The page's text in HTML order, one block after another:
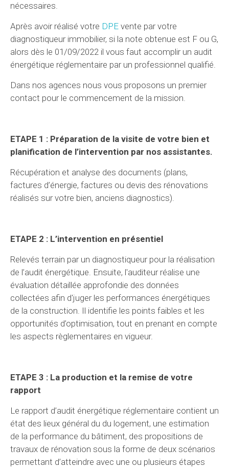
nécessaires.
Après avoir réalisé votre DPE vente par votre
diagnostiqueur immobilier, si la note obtenue est F ou G,
alors dès le 01/09/2022 il vous faut accomplir un audit
énergétique réglementaire par un professionnel qualifié.
Dans nos agences nous vous proposons un premier
contact pour le commencement de la mission.
ETAPE 1 : Préparation de la visite de votre bien et
planification de l’intervention par nos assistantes.
Récupération et analyse des documents (plans,
factures d’énergie, factures ou devis des rénovations
réalisés sur votre bien, anciens diagnostics).
ETAPE 2 : L’intervention en présentiel
Relevés terrain par un diagnostiqueur pour la réalisation
de l’audit énergétique. Ensuite, l'auditeur réalise une
évaluation détaillée approfondie des données
collectées afin d'juger les performances énergétiques
de la construction. Il identifie les points faibles et les
opportunités d’optimisation, tout en prenant en compte
les aspects règlementaires en vigueur.
ETAPE 3 : La production et la remise de votre
rapport
Le rapport d’audit énergétique réglementaire contient un
état des lieux général du du logement, une estimation
de la performance du bâtiment, des propositions de
travaux de rénovation sous la forme de deux scénarios
permettant d’atteindre avec une ou plusieurs étapes